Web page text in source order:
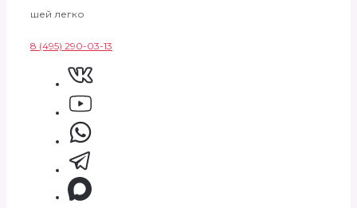
шей легко
8 (495) 290-03-13